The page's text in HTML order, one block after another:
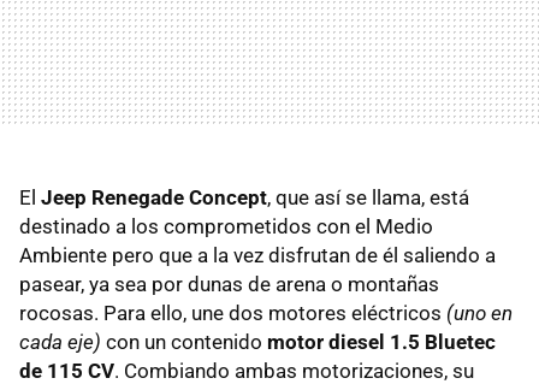
El Jeep Renegade Concept, que así se llama, está
destinado a los comprometidos con el Medio
Ambiente pero que a la vez disfrutan de él saliendo a
pasear, ya sea por dunas de arena o montañas
rocosas. Para ello, une dos motores eléctricos (uno en
cada eje) con un contenido motor diesel 1.5 Bluetec
de 115 CV. Combiando ambas motorizaciones, su